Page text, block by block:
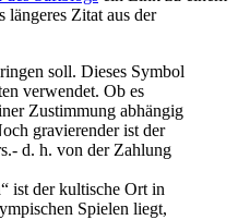
längeres Zitat aus der
soll. Dieses Symbol
verwendet. Ob es
Zustimmung abhängig
gravierender ist der
d. h. von der Zahlung
ist der kultische Ort in
Spielen liegt,